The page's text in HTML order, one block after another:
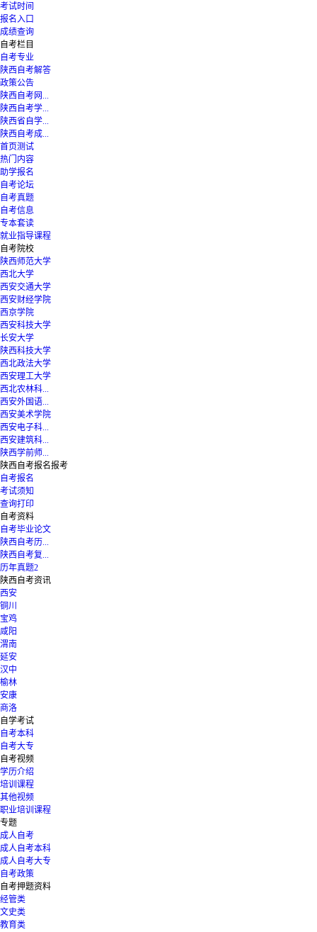
考试时间
报名入口
成绩查询
自考栏目
自考专业
陕西自考解答
政策公告
陕西自考网...
陕西自考学...
陕西省自学...
陕西自考成...
首页测试
热门内容
助学报名
自考论坛
自考真题
自考信息
专本套读
就业指导课程
自考院校
陕西师范大学
西北大学
西安交通大学
西安财经学院
西京学院
西安科技大学
长安大学
陕西科技大学
西北政法大学
西安理工大学
西北农林科...
西安外国语...
西安美术学院
西安电子科...
西安建筑科...
陕西学前师...
陕西自考报名报考
自考报名
考试须知
查询打印
自考资料
自考毕业论文
陕西自考历...
陕西自考复...
历年真题2
陕西自考资讯
西安
铜川
宝鸡
咸阳
渭南
延安
汉中
榆林
安康
商洛
自学考试
自考本科
自考大专
自考视频
学历介绍
培训课程
其他视频
职业培训课程
专题
成人自考
成人自考本科
成人自考大专
自考政策
自考押题资料
经管类
文史类
教育类